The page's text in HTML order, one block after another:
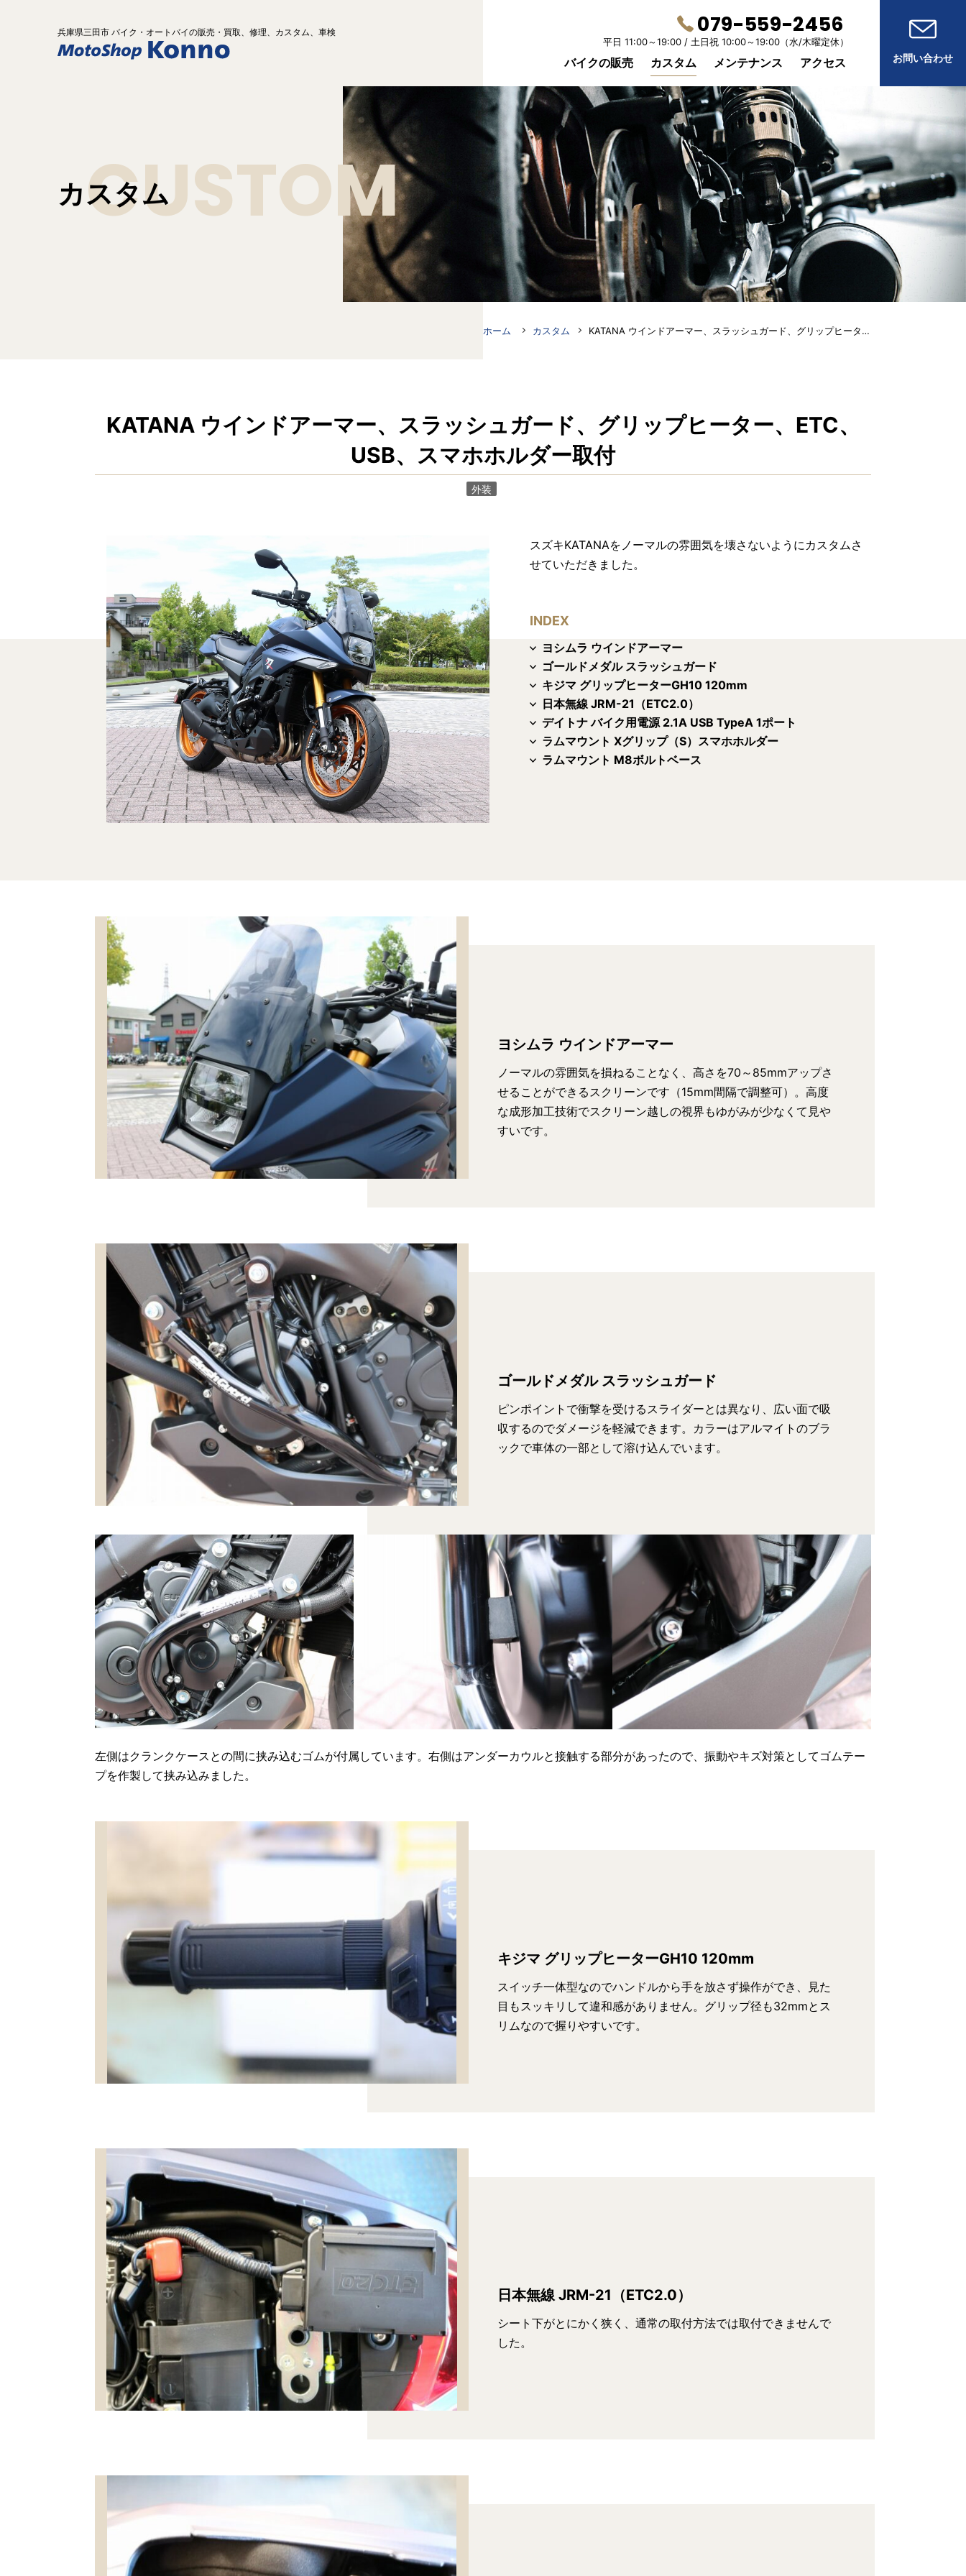
兵庫県三田市 バイク ・オートバイの販売・買取、修理、カスタム、車検 079-559-2456
平日 11:00～19:00 / 土日祝 10:00～19:00（水/木曜定休）
バイクの販売 カスタム メンテナンス アクセス お問い合わせ
カスタム
CUSTOM
ホーム カスタム KATANA ウインドアーマー、スラッシュガード、グリップヒーター、ETC、USB、スマ…
KATANA ウインドアーマー、スラッシュガード、グリップヒーター、ETC、
USB、スマホホルダー取付
外装
スズキKATANAをノーマルの雰囲気を壊さないようにカスタムさ
せていただきました。
INDEX
ヨシムラ ウインドアーマー
ゴールドメダル スラッシュガード
キジマ グリップヒーターGH10 120mm
日本無線 JRM-21（ETC2.0）
デイトナ バイク用電源 2.1A USB TypeA 1ポート
ラムマウント Xグリップ（S）スマホホルダー
ラムマウント M8ボルトベース
ヨシムラ ウインドアーマー
ノーマルの雰囲気を損ねることなく、高さを70～85mmアップさ
せることができるスクリーンです（15mm間隔で調整可）。高度
な成形加工技術でスクリーン越しの視界もゆがみが少なくて見や
すいです。
ゴールドメダル スラッシュガード
ピンポイントで衝撃を受けるスライダーとは異なり、広い面で吸
収するのでダメージを軽減できます。カラーはアルマイトのブラ
ックで車体の一部として溶け込んでいます。
左側はクランクケースとの間に挟み込むゴムが付属しています。右側はアンダーカウルと接触する部分があったので、振動やキズ対策としてゴムテー
プを作製して挟み込みました。
キジマ グリップヒーターGH10 120mm
スイッチ一体型なのでハンドルから手を放さず操作ができ、見た
目もスッキリして違和感がありません。グリップ径も32mmとス
リムなので握りやすいです。
日本無線 JRM-21（ETC2.0）
シート下がとにかく狭く、通常の取付方法では取付できませんで
した。